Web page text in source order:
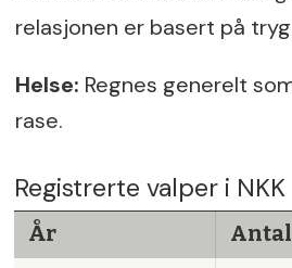
relasjonen er basert på
Helse: Regnes generelt
rase.
Registrerte valper i NKK
År